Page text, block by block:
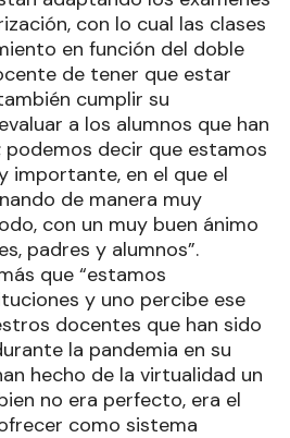
con lo cual las clases
en función del doble
de tener que estar
cumplir su
a los alumnos que han
decir que estamos
importante, en el que el
de manera muy
con un muy buen ánimo
padres y alumnos”.
que “estamos
y uno percibe ese
docentes que han sido
la pandemia en su
hecho de la virtualidad un
no era perfecto, era el
como sistema